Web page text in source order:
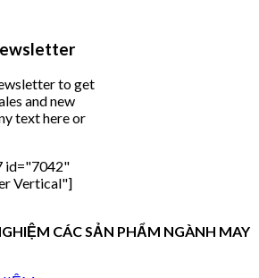
to get
and new
text here or
id="7042"
Vertical"]
CÁC SẢN PHẨM NGÀNH MAY